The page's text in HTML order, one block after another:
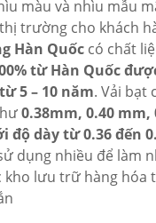
màu và nhìu mẫu
trường cho khách
Hàn Quốc có chất
từ Hàn Quốc
5 – 10 năm. Vải bạt
0.38mm, 0.40 mm,
độ dày từ 0.36 đến
dụng nhiều để làm
kho lưu trữ hàng hóa